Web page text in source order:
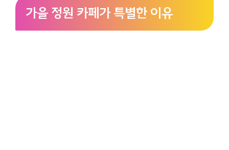
가을 정원 카페가 특별한 이유